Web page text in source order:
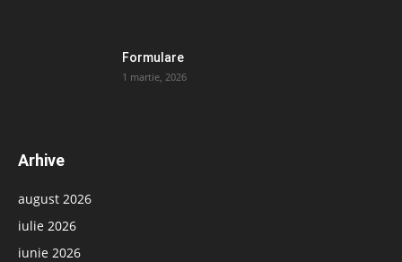
Formulare
1 martie, 2026
Arhive
august 2026
iulie 2026
iunie 2026